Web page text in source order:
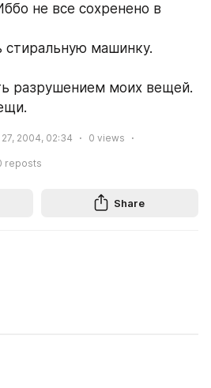
не все сохренено в
машинку.
разрушением моих вещей.
2004, 02:34 0 views
reposts
Share